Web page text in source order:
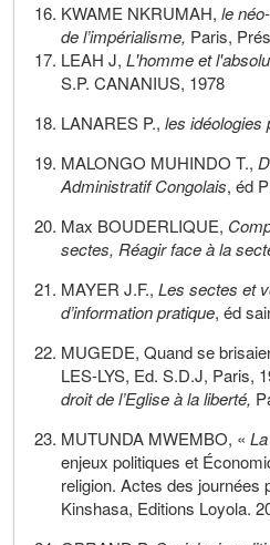
KWAME NKRUMAH,le
de l’impérialisme, Paris,
LEAH J,L'homme et l'absolu
S.P. CANANIUS, 1978
LANARES P.,les idéologies
MALONGO MUHINDO T.,
Administratif Congolais, éd
Max BOUDERLIQUE,
sectes, Réagir face à la
MAYER J.F.,Les sectes et
d’information pratique, éd
MUGEDE, Quand se
LES-LYS, Ed. S.D.J, Paris,
droit de l’Eglise à la liberté,
MUTUNDA MWEMBO, «
enjeux politiques et
religion. Actes des journées
Kinshasa, Editions Loyola.